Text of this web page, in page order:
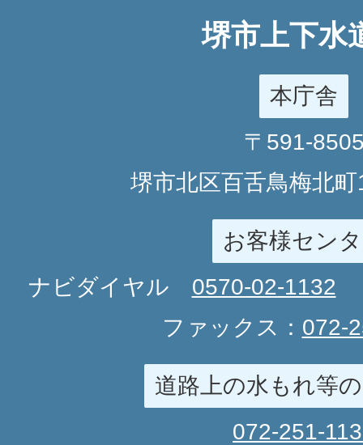
堺市上下水
本庁舎
〒591-
堺市北区百舌鳥梅北
お客様セン
ナビダイヤル 0570-02-1132
ファックス： 072-
道路上の水もれ等
072-251-